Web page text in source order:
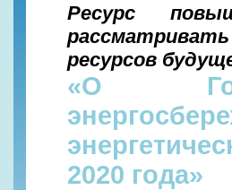
Ресурс
ресурсов
«О
2020 года»